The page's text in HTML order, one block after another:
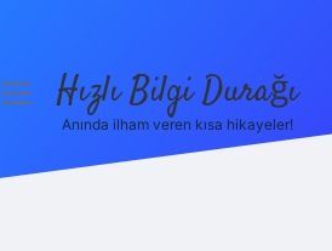
menüyüHızlı Bilgi Durağı
Anında ilham veren kısa hikayeler!